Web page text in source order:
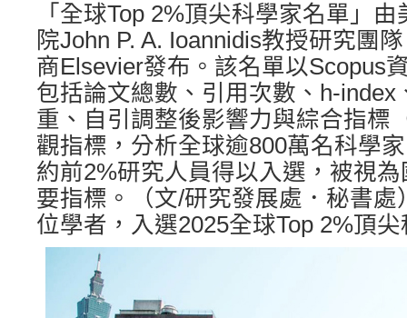
「全球Top 2%頂尖科學家名單」
院John P. A. Ioannidis教授研究團
商Elsevier發布。該名單以Scopus
包括論文總數、引用次數、h-index
重、自引調整後影響力與綜合指標
觀指標，分析全球逾800萬名科學
約前2%研究人員得以入選，被視
要指標。（文/研究發展處．秘書處
位學者，入選2025全球Top 2%頂